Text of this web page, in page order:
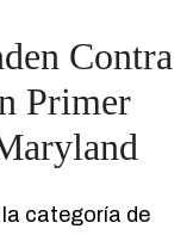
Contra
Primer
categoría de